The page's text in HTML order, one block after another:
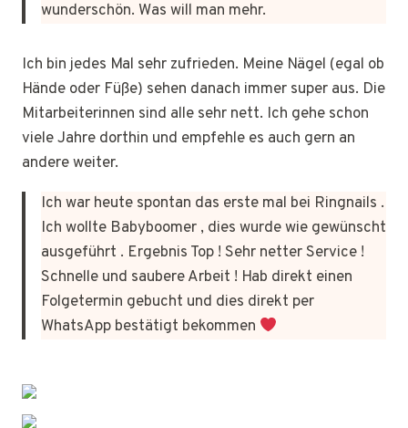
wunderschön. Was will man mehr.
Ich bin jedes Mal sehr zufrieden. Meine Nägel (egal ob
Hände oder Füße) sehen danach immer super aus. Die
Mitarbeiterinnen sind alle sehr nett. Ich gehe schon
viele Jahre dorthin und empfehle es auch gern an
andere weiter.
Ich war heute spontan das erste mal bei Ringnails .
Ich wollte Babyboomer , dies wurde wie gewünscht
ausgeführt . Ergebnis Top ! Sehr netter Service !
Schnelle und saubere Arbeit ! Hab direkt einen
Folgetermin gebucht und dies direkt per
WhatsApp bestätigt bekommen